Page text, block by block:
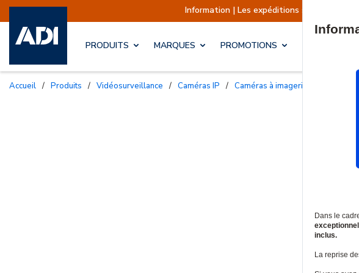
Information | Les expéditions sont actuellement suspendues
PRODUITS MARQUES PROMOTIONS
Accueil / Produits / Vidéosurveillance / Caméras IP / Caméras à imagerie thermique